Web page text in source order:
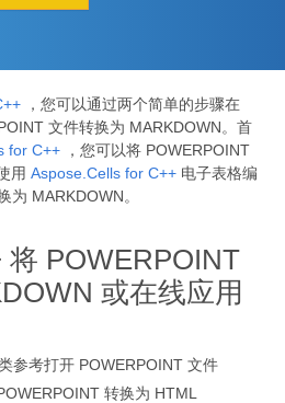
，您可以通过两个简单的步骤在
文件转换为 MARKDOWN。首
for C++ ，您可以将 POWERPOINT
用 Aspose.Cells for C++ 电子表格编
为 MARKDOWN。
将 POWERPOINT
或在线应用
参考打开 POWERPOINT 文件
转换为 HTML